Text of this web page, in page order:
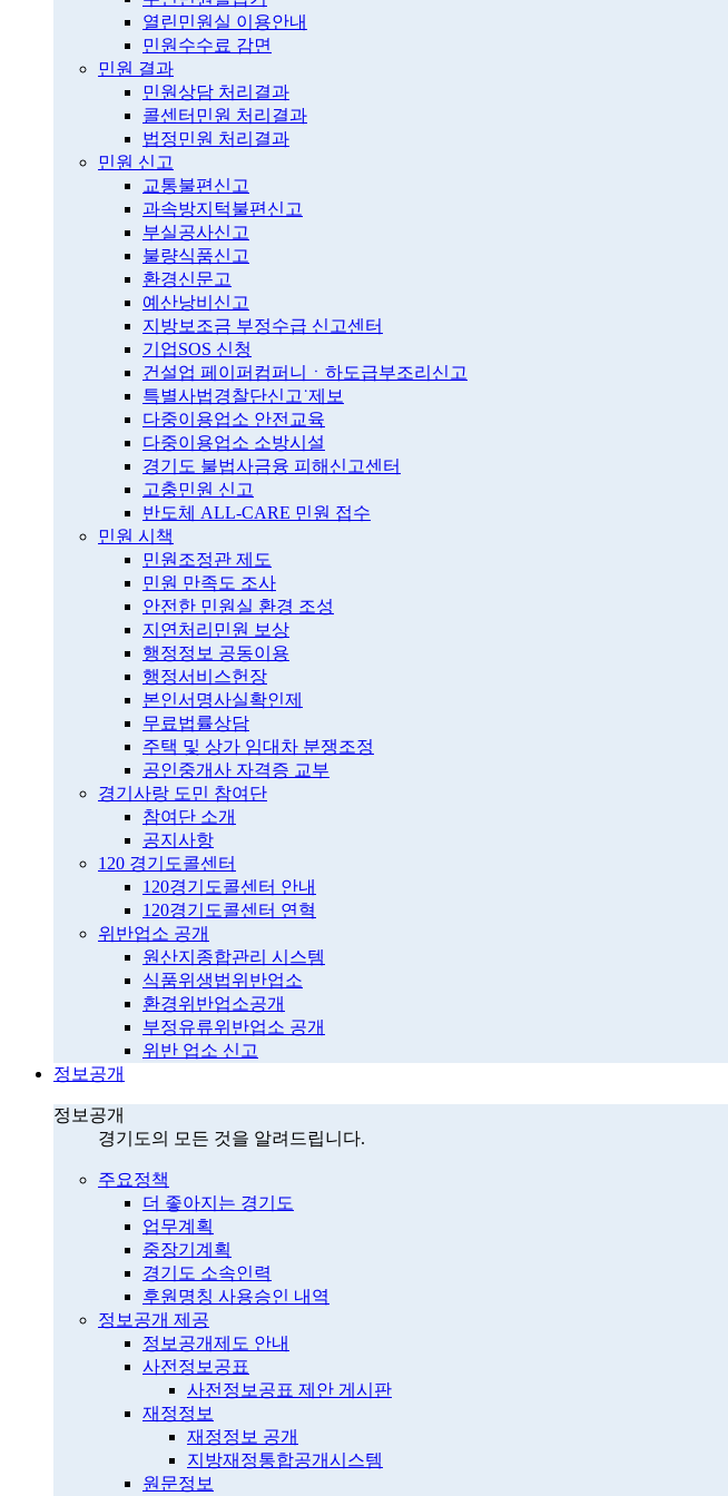
열린민원실 이용안내
민원수수료 감면
민원 결과
민원상담 처리결과
콜센터민원 처리결과
법정민원 처리결과
민원 신고
교통불편신고
과속방지턱불편신고
부실공사신고
불량식품신고
환경신문고
예산낭비신고
지방보조금 부정수급 신고센터
기업SOS 신청
건설업 페이퍼컴퍼니ㆍ하도급부조리신고
특별사법경찰단신고˙제보
다중이용업소 안전교육
다중이용업소 소방시설
경기도 불법사금융 피해신고센터
고충민원 신고
반도체 ALL-CARE 민원 접수
민원 시책
민원조정관 제도
민원 만족도 조사
안전한 민원실 환경 조성
지연처리민원 보상
행정정보 공동이용
행정서비스헌장
본인서명사실확인제
무료법률상담
주택 및 상가 임대차 분쟁조정
공인중개사 자격증 교부
경기사랑 도민 참여단
참여단 소개
공지사항
120 경기도콜센터
120경기도콜센터 안내
120경기도콜센터 연혁
위반업소 공개
원산지종합관리 시스템
식품위생법위반업소
환경위반업소공개
부정유류위반업소 공개
위반 업소 신고
정보공개
정보공개
경기도의 모든 것을 알려드립니다.
주요정책
더 좋아지는 경기도
업무계획
중장기계획
경기도 소속인력
후원명칭 사용승인 내역
정보공개 제공
정보공개제도 안내
사전정보공표
사전정보공표 제안 게시판
재정정보
재정정보 공개
지방재정통합공개시스템
원문정보